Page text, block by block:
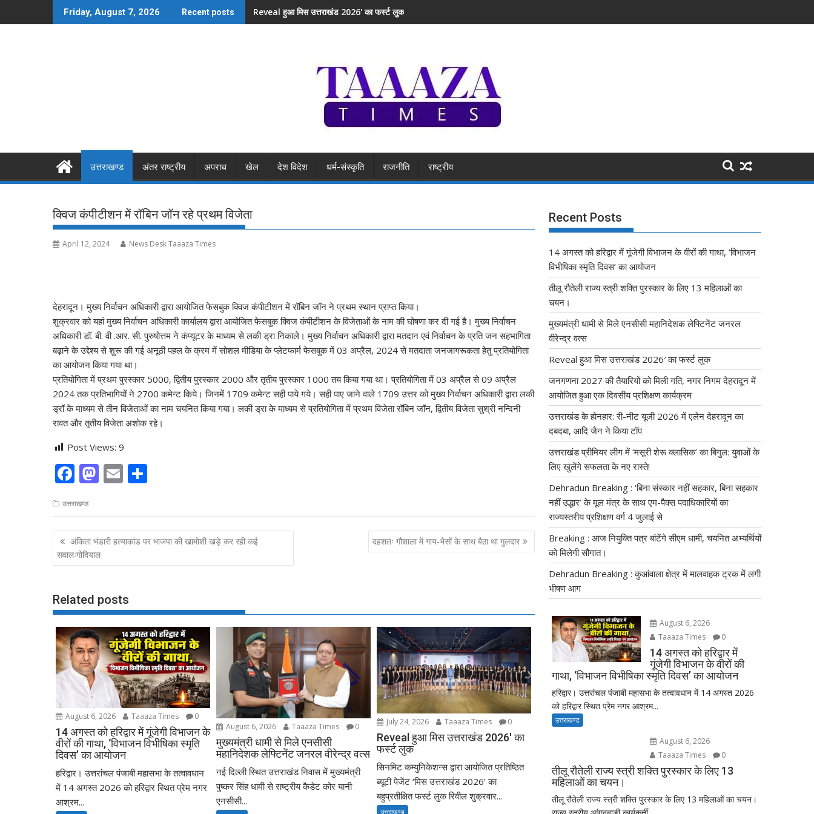
to
Friday, August 7, 2026 Recent posts Reveal हुआ मिस उत्तराखंड 2026' का फर्स्ट लुक
उत्तराखण्ड अंतर राष्ट्रीय अपराध खेल देश विदेश धर्म-संस्कृति राजनीति राष्ट्रीय
क्विज कंपीटीशन में रॉबिन जॉन रहे प्रथम विजेता
April 12, 2024 News Desk Taaaza Times
देहरादून। मुख्य निर्वाचन अधिकारी द्वारा आयोजित फेसबुक क्विज कंपीटीशन में रॉबिन जॉन ने प्रथम स्थान प्राप्त किया।
शुक्रवार को यहां मुख्य निर्वाचन अधिकारी कार्यालय द्वारा आयोजित फेसबुक क्विज कंपीटीशन के विजेताओं के नाम की घोषणा कर दी गई है। मुख्य निर्वाचन
अधिकारी डॉ. बी. वी .आर. सी. पुरुषोत्तम ने कंप्यूटर के माध्यम से लकी ड्रा निकाले। मुख्य निर्वाचन अधिकारी द्वारा मतदान एवं निर्वाचन के प्रति जन सहभागिता
बढ़ाने के उद्देश्य से शुरू की गई अनूठी पहल के क्रम में सोशल मीडिया के प्लेटफार्म फेसबुक में 03 अप्रैल, 2024 से मतदाता जनजागरूकता हेतु प्रतियोगिता
का आयोजन किया गया था।
प्रतियोगिता में प्रथम पुरस्कार 5000, द्वितीय पुरस्कार 2000 और तृतीय पुरस्कार 1000 तय किया गया था। प्रतियोगिता में 03 अप्रैल से 09 अप्रैल
2024 तक प्रतिभागियों ने 2700 कमेन्ट किये। जिनमें 1709 कमेन्ट सही पाये गये। सही पाए जाने वाले 1709 उत्तर को मुख्य निर्वाचन अधिकारी द्वारा लकी
ड्रॉ के माध्यम से तीन विजेताओं का नाम चयनित किया गया। लकी ड्रा के माध्यम से प्रतियोगिता में प्रथम विजेता रॉबिन जॉन, द्वितीय विजेता सुश्री नन्दिनी
रावत और तृतीय विजेता अशोक रहे।
Post Views: 9
F
e
b
o
o
k
M
to
d
o
n
E
ai
l
ar
e
उत्तराखण्ड
Post
navigation
अंकिता भंडारी हत्याकांड पर भाजपा की खामोशी खड़े कर रही कई
सवालःगोदियाल
दहशतः गौशाला में गाय-भैसों के साथ बैठा था गुलदार
Related posts
August 6, 2026 Taaaza Times 0
14 अगस्त को हरिद्वार में गूंजेगी विभाजन के
वीरों की गाथा, ‘विभाजन विभीषिका स्मृति
दिवस’ का आयोजन
हरिद्वार। उत्तरांचल पंजाबी महासभा के तत्वावधान
में 14 अगस्त 2026 को हरिद्वार स्थित प्रेम नगर
आश्रम...
August 6, 2026 Taaaza Times 0
मुख्यमंत्री धामी से मिले एनसीसी
महानिदेशक लेफ्टिनेंट जनरल वीरेन्द्र वत्स
नई दिल्ली स्थित उत्तराखंड निवास में मुख्यमंत्री
पुष्कर सिंह धामी से राष्ट्रीय कैडेट कोर यानी
एनसीसी...
July 24, 2026 Taaaza Times 0
Reveal हुआ मिस उत्तराखंड 2026′ का
फर्स्ट लुक
सिनमिट कम्युनिकेशन्स द्वारा आयोजित प्रतिष्ठित
ब्यूटी पेजेंट ‘मिस उत्तराखंड 2026’ का
बहुप्रतीक्षित फर्स्ट लुक रिवील शुक्रवार...
उत्तराखण्ड
Recent Posts
14 अगस्त को हरिद्वार में गूंजेगी विभाजन के वीरों की गाथा, ‘विभाजन
विभीषिका स्मृति दिवस’ का आयोजन
तीलू रौतेली राज्य स्त्री शक्ति पुरस्कार के लिए 13 महिलाओं का
चयन।
मुख्यमंत्री धामी से मिले एनसीसी महानिदेशक लेफ्टिनेंट जनरल
वीरेन्द्र वत्स
Reveal हुआ मिस उत्तराखंड 2026′ का फर्स्ट लुक
जनगणना 2027 की तैयारियों को मिली गति, नगर निगम देहरादून में
आयोजित हुआ एक दिवसीय प्रशिक्षण कार्यक्रम
उत्तराखंड के होनहार: री-नीट यूजी 2026 में एलेन देहरादून का
दबदबा, आदि जैन ने किया टॉप
उत्तराखंड प्रीमियर लीग में ‘मसूरी शेरू क्लासिक’ का बिगुल: युवाओं के
लिए खुलेंगे सफलता के नए रास्ते!
Dehradun Breaking : ‘बिना संस्कार नहीं सहकार, बिना सहकार
नहीं उद्धार’ के मूल मंत्र के साथ एम-पैक्स पदाधिकारियों का
राज्यस्तरीय प्रशिक्षण वर्ग 4 जुलाई से
Breaking : आज नियुक्ति पत्र बांटेंगे सीएम धामी, चयनित अभ्यर्थियों
को मिलेगी सौगात।
Dehradun Breaking : कुआंवाला क्षेत्र में मालवाहक ट्रक में लगी
भीषण आग
August 6, 2026
Taaaza Times
0
14 अगस्त को हरिद्वार में
गूंजेगी विभाजन के वीरों की
गाथा, ‘विभाजन विभीषिका स्मृति दिवस’ का आयोजन
हरिद्वार। उत्तरांचल पंजाबी महासभा के तत्वावधान में 14 अगस्त 2026
को हरिद्वार स्थित प्रेम नगर आश्रम...
उत्तराखण्ड
August 6, 2026
Taaaza Times
0
तीलू रौतेली राज्य स्त्री शक्ति पुरस्कार के लिए 13
महिलाओं का चयन।
तीलू रौतेली राज्य स्त्री शक्ति पुरस्कार के लिए 13 महिलाओं का चयन।